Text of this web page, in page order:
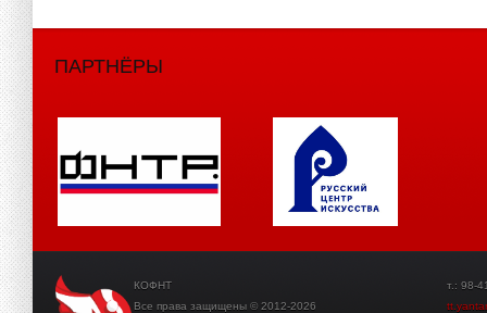
ПАРТНЁРЫ
КОФНТ
Все права защищены © 2012-2026
т.: 98-41-